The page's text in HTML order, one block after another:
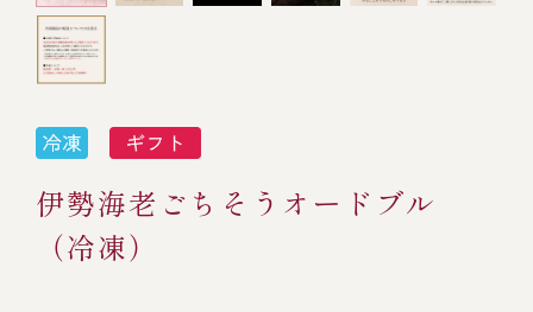
製薬会社・MR
企業情報
プライバシーポリシー 取引先エントリー
お食い初め重
お味噌汁
レストラン商品
伊勢海老ごちそうオードブル
（冷凍）